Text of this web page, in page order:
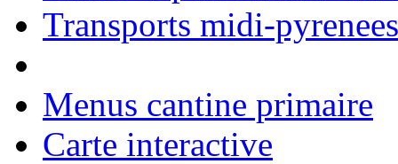
Transports midi-pyrenees
Menus cantine primaire
Carte interactive